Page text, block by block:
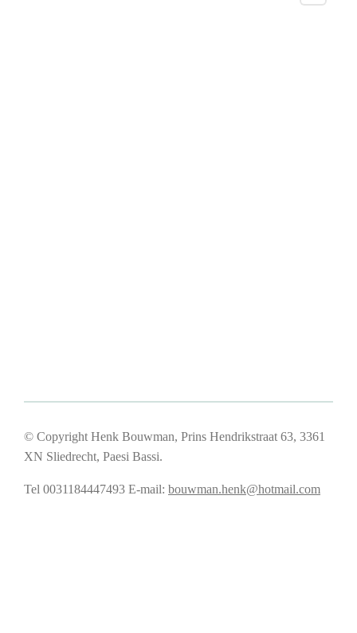
© Copyright Henk Bouwman, Prins Hendrikstraat 63, 3361
XN Sliedrecht, Paesi Bassi.
Tel 0031184447493 E-mail: bouwman.henk@hotmail.com